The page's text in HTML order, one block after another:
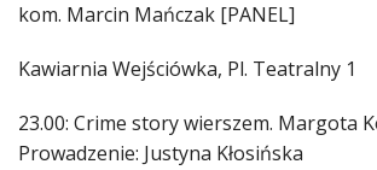
kom. Marcin Mańczak [PANEL]
Kawiarnia Wejściówka, Pl. Teatralny 1
23.00: Crime story wierszem. Margota
Prowadzenie: Justyna Kłosińska